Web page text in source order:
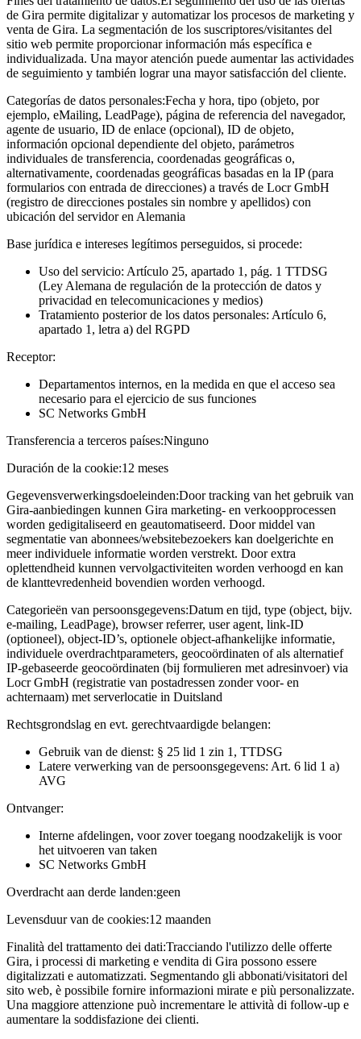
de Gira permite digitalizar y automatizar los procesos de marketing y
venta de Gira. La segmentación de los suscriptores/visitantes del
sitio web permite proporcionar información más específica e
individualizada. Una mayor atención puede aumentar las actividades
de seguimiento y también lograr una mayor satisfacción del cliente.
Categorías de datos personales:Fecha y hora, tipo (objeto, por
ejemplo, eMailing, LeadPage), página de referencia del navegador,
agente de usuario, ID de enlace (opcional), ID de objeto,
información opcional dependiente del objeto, parámetros
individuales de transferencia, coordenadas geográficas o,
alternativamente, coordenadas geográficas basadas en la IP (para
formularios con entrada de direcciones) a través de Locr GmbH
(registro de direcciones postales sin nombre y apellidos) con
ubicación del servidor en Alemania
Base jurídica e intereses legítimos perseguidos, si procede:
Uso del servicio: Artículo 25, apartado 1, pág. 1 TTDSG
(Ley Alemana de regulación de la protección de datos y
privacidad en telecomunicaciones y medios)
Tratamiento posterior de los datos personales: Artículo 6,
apartado 1, letra a) del RGPD
Receptor:
Departamentos internos, en la medida en que el acceso sea
necesario para el ejercicio de sus funciones
SC Networks GmbH
Transferencia a terceros países:Ninguno
Duración de la cookie:12 meses
Gegevensverwerkingsdoeleinden:Door tracking van het gebruik van
Gira-aanbiedingen kunnen Gira marketing- en verkoopprocessen
worden gedigitaliseerd en geautomatiseerd. Door middel van
segmentatie van abonnees/websitebezoekers kan doelgerichte en
meer individuele informatie worden verstrekt. Door extra
oplettendheid kunnen vervolgactiviteiten worden verhoogd en kan
de klanttevredenheid bovendien worden verhoogd.
Categorieën van persoonsgegevens:Datum en tijd, type (object, bijv.
e-mailing, LeadPage), browser referrer, user agent, link-ID
(optioneel), object-ID’s, optionele object-afhankelijke informatie,
individuele overdrachtparameters, geocoördinaten of als alternatief
IP-gebaseerde geocoördinaten (bij formulieren met adresinvoer) via
Locr GmbH (registratie van postadressen zonder voor- en
achternaam) met serverlocatie in Duitsland
Rechtsgrondslag en evt. gerechtvaardigde belangen:
Gebruik van de dienst: § 25 lid 1 zin 1, TTDSG
Latere verwerking van de persoonsgegevens: Art. 6 lid 1 a)
AVG
Ontvanger:
Interne afdelingen, voor zover toegang noodzakelijk is voor
het uitvoeren van taken
SC Networks GmbH
Overdracht aan derde landen:geen
Levensduur van de cookies:12 maanden
Finalità del trattamento dei dati:Tracciando l'utilizzo delle offerte
Gira, i processi di marketing e vendita di Gira possono essere
digitalizzati e automatizzati. Segmentando gli abbonati/visitatori del
sito web, è possibile fornire informazioni mirate e più personalizzate.
Una maggiore attenzione può incrementare le attività di follow-up e
aumentare la soddisfazione dei clienti.